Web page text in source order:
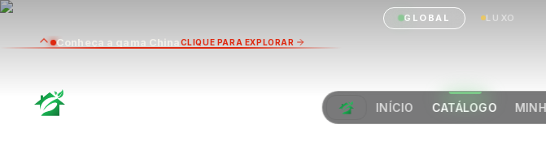
GLOBAL LUXO
INÍCIO CATÁLOGO
COSALT
Conheça a gama ChinaCLIQUE PARA EXPLORAR